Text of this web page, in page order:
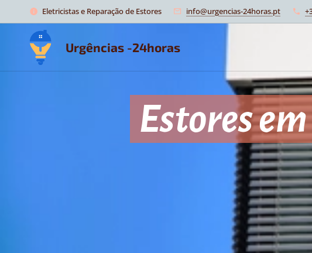
Eletricistas e Reparação de Estores info@urgencias-24horas.pt
Urgências -24horas
Estores